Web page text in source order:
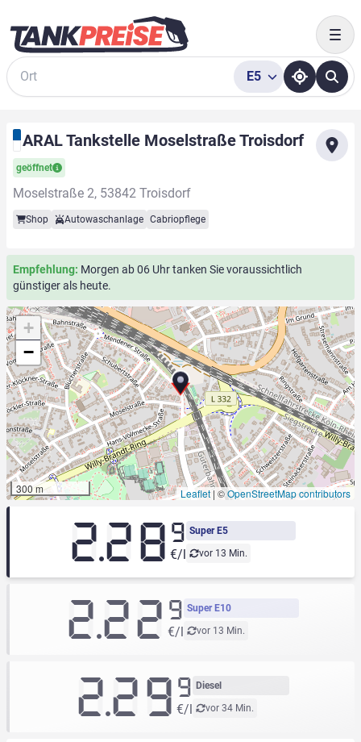
Suche
E5
ARAL Tankstelle Moselstraße Troisdorf
geöffnet
Moselstraße 2, 53842 Troisdorf
Shop Autowaschanlage Cabriopflege
Empfehlung: Morgen ab 06 Uhr tanken Sie voraussichtlich
günstiger als heute.
+
−
300 m Leaflet | ©OpenStreetMap contributors
Super E5
vor 13 Min.
2.289
€/l
Super E10
vor 13 Min.
2.22 9
€/l
Diesel
vor 34 Min.
2.299
€/l